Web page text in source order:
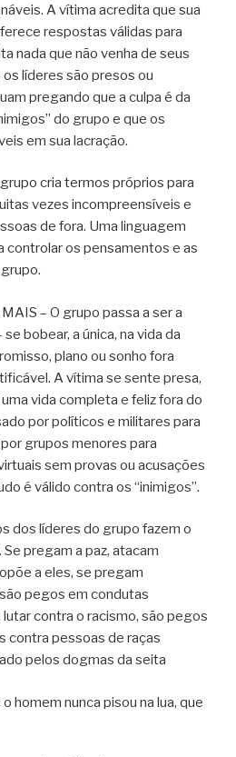
A vítima acredita que sua
respostas válidas para
nada que não venha de seus
líderes são presos ou
pregando que a culpa é da
do grupo e que os
em sua lacração.
grupo cria termos próprios para
vezes incompreensíveis e
de fora. Uma linguagem
controlar os pensamentos e as
– O grupo passa a ser a
bobear, a única, na vida da
plano ou sonho fora
A vítima se sente presa,
vida completa e feliz fora do
por políticos e militares para
grupos menores para
sem provas ou acusações
é válido contra os “inimigos”.
dos líderes do grupo fazem o
pregam a paz, atacam
a eles, se pregam
pegos em condutas
contra o racismo, são pegos
contra pessoas de raças
pelos dogmas da seita
homem nunca pisou na lua, que